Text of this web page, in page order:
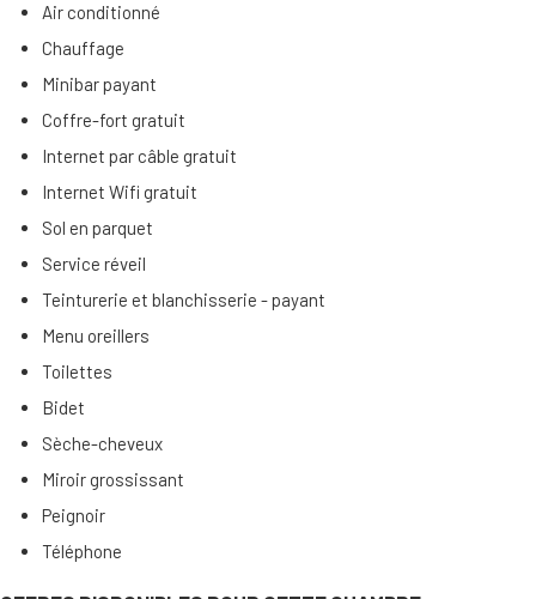
Air conditionné
Chauffage
Minibar payant
Coffre-fort gratuit
Internet par câble gratuit
Internet Wifi gratuit
Sol en parquet
Service réveil
Teinturerie et blanchisserie - payant
Menu oreillers
Toilettes
Bidet
Sèche-cheveux
Miroir grossissant
Peignoir
Téléphone